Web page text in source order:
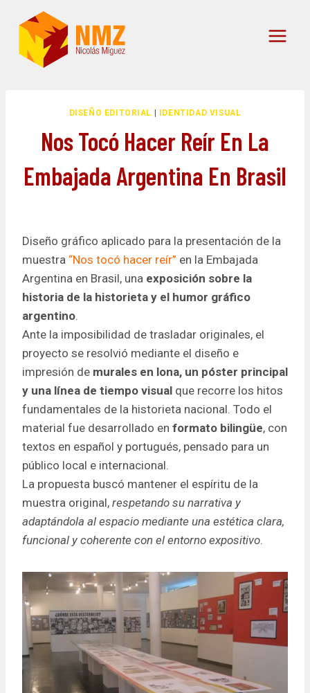
content
DISEÑO EDITORIAL IDENTIDAD VISUAL
Nos Tocó Hacer Reír En La
Embajada Argentina En Brasil
Diseño gráfico aplicado para la presentación de la
muestra “Nos tocó hacer reír” en la Embajada
Argentina en Brasil, una exposición sobre la
historia de la historieta y el humor gráfico
argentino.
Ante la imposibilidad de trasladar originales, el
proyecto se resolvió mediante el diseño e
impresión de murales en lona, un póster principal
y una línea de tiempo visual que recorre los hitos
fundamentales de la historieta nacional. Todo el
material fue desarrollado en formato bilingüe, con
textos en español y portugués, pensado para un
público local e internacional.
La propuesta buscó mantener el espíritu de la
muestra original, respetando su narrativa y
adaptándola al espacio mediante una estética clara,
funcional y coherente con el entorno expositivo.